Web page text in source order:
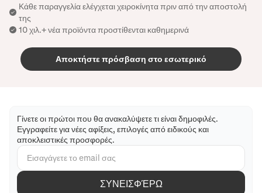
Κάθε παραγγελία ελέγχεται χειροκίνητα πριν από την αποστολή
της
10 χιλ.+ νέα προϊόντα προστίθενται καθημερινά
Αποκτήστε πρόσβαση στο εσωτερικό
Γίνετε οι πρώτοι που θα ανακαλύψετε τι είναι δημοφιλές.
Εγγραφείτε για νέες αφίξεις, επιλογές από ειδικούς και
αποκλειστικές προσφορές.
ΣΥΝΕΙΣΦΈΡΩ